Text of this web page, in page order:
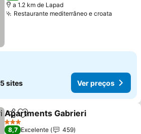
a 1.2 km de Lapad
Restaurante mediterrâneo e croata
5 sites Ver preços
PartilharAdicionar aos favoritos
Apartments Gabrieri
3 Estrelas
8,7 Excelente
459